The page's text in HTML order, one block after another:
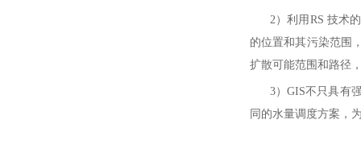
2）利用RS 技术的
的位置和其污染范围
扩散可能范围和路径
3）GIS不只具有强
同的水量调度方案，